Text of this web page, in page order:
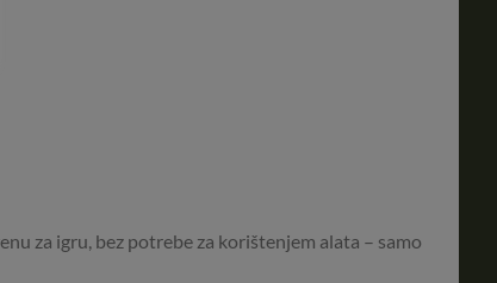
za igru, bez potrebe za korištenjem alata – samo